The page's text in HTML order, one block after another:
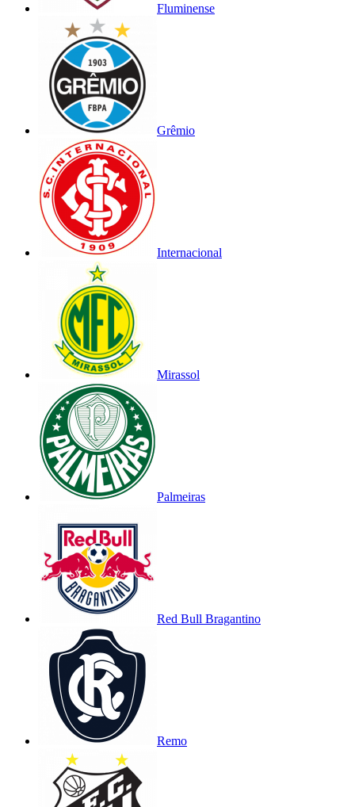
Fluminense
Grêmio
Internacional
Mirassol
Palmeiras
Red Bull Bragantino
Remo